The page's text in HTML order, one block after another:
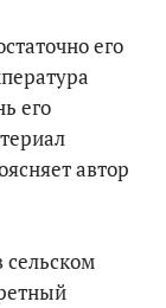
его
его
автор
сельском